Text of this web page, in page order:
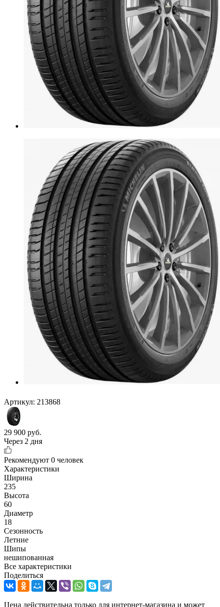
Артикул: 213868
29 900 руб.
Через 2 дня
Рекомендуют 0 человек
Характеристики
Ширина
235
Высота
60
Диаметр
18
Сезонность
Летние
Шипы
нешипованная
Все характеристики
Поделиться
Цена действительна только для интернет-магазина и может